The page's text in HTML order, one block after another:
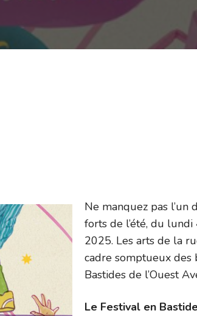
Ne manquez pas l’un
forts de l’été, du
2025. Les arts de la
cadre somptueux des
Bastides de l’Ouest
Le Festival en